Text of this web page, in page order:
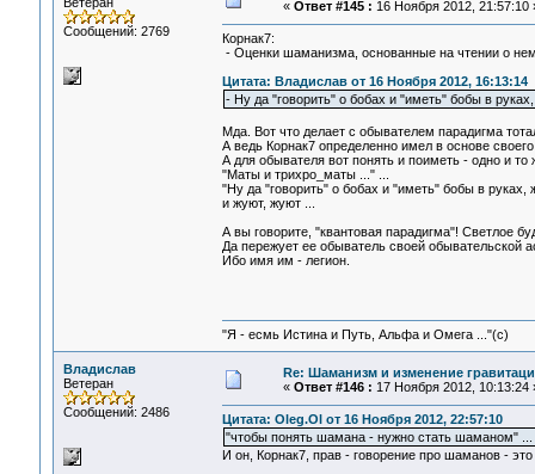
Сообщений: 2769
« Ответ #145 : 16 Ноября 2012, 21:57:10
Корнак7:
- Оценки шаманизма, основанные на чтении о
Цитата: Владислав от 16 Ноября 2012, 16:13:14
- Ну да "говорить" о бобах и "иметь" бобы в
Мда. Вот что делает с обывателем парадигма
А ведь Корнак7 определенно имел в основе
А для обывателя вот понять и поиметь - одно и
"Маты и трихро_маты ..." ...
"Ну да "говорить" о бобах и "иметь" бобы в руках,
и жуют, жуют ...
А вы говорите, "квантовая парадигма"! Светлое
Да пережует ее обыватель своей обывательской
Ибо имя им - легион.
"Я - есмь Истина и Путь, Альфа и Омега ..."(с)
Владислав
Ветеран
Сообщений: 2486
Re: Шаманизм и изменение
« Ответ #146 : 17 Ноября 2012, 10:13:24
Цитата: Oleg.Ol от 16 Ноября 2012, 22:57:10
"чтобы понять шамана - нужно стать шаманом" ...
И он, Корнак7, прав - говорение про шаманов -